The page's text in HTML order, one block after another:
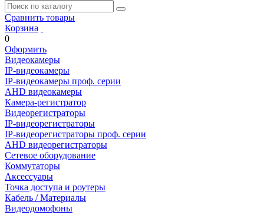
Сравнить товары
Корзина
0
Оформить
Видеокамеры
IP-видеокамеры
IP-видеокамеры проф. серии
AHD видеокамеры
Камера-регистратор
Видеорегистраторы
IP-видеорегистраторы
IP-видеорегистраторы проф. серии
AHD видеорегистраторы
Сетевое оборудование
Коммутаторы
Аксессуары
Точка доступа и роутеры
Кабель / Материалы
Видеодомофоны